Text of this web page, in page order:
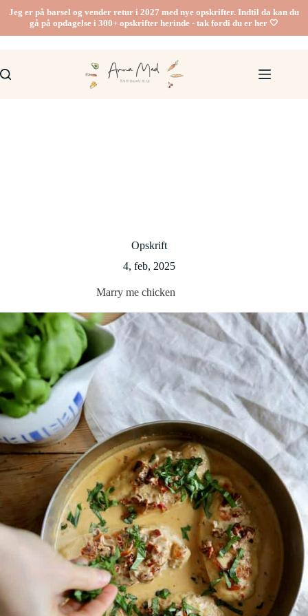
indhold
Jeg er på barsel og vender retur i 2027 med nye opskrifter. Indtil da kan du
gå på opdagelse i 300+ opskrifter herinde - tak fordi du er her 🤍
Opskrift
4, feb, 2025
Marry me chicken